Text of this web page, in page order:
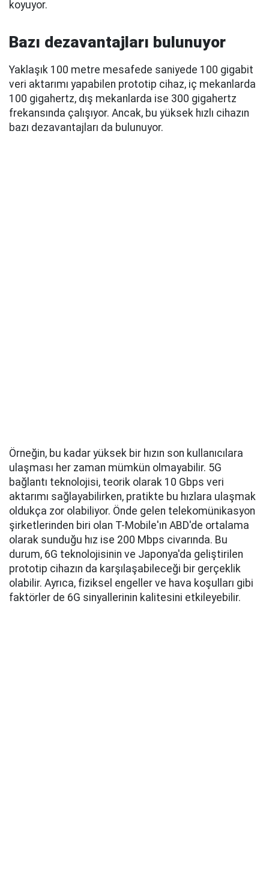
koyuyor.
Bazı dezavantajları bulunuyor
Yaklaşık 100 metre mesafede saniyede 100 gigabit
veri aktarımı yapabilen prototip cihaz, iç mekanlarda
100 gigahertz, dış mekanlarda ise 300 gigahertz
frekansında çalışıyor. Ancak, bu yüksek hızlı cihazın
bazı dezavantajları da bulunuyor.
Örneğin, bu kadar yüksek bir hızın son kullanıcılara
ulaşması her zaman mümkün olmayabilir. 5G
bağlantı teknolojisi, teorik olarak 10 Gbps veri
aktarımı sağlayabilirken, pratikte bu hızlara ulaşmak
oldukça zor olabiliyor. Önde gelen telekomünikasyon
şirketlerinden biri olan T-Mobile'ın ABD'de ortalama
olarak sunduğu hız ise 200 Mbps civarında. Bu
durum, 6G teknolojisinin ve Japonya'da geliştirilen
prototip cihazın da karşılaşabileceği bir gerçeklik
olabilir. Ayrıca, fiziksel engeller ve hava koşulları gibi
faktörler de 6G sinyallerinin kalitesini etkileyebilir.